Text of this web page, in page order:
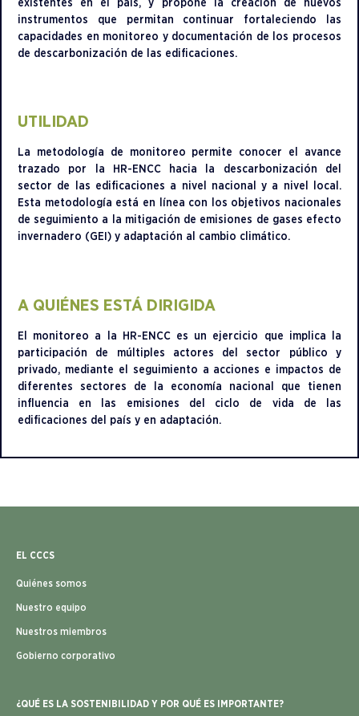
existentes en el país, y propone la creación de nuevos
instrumentos que permitan continuar fortaleciendo las
capacidades en monitoreo y documentación de los procesos
de descarbonización de las edificaciones.
UTILIDAD
La metodología de monitoreo permite conocer el avance
trazado por la HR-ENCC hacia la descarbonización del
sector de las edificaciones a nivel nacional y a nivel local.
Esta metodología está en línea con los objetivos nacionales
de seguimiento a la mitigación de emisiones de gases efecto
invernadero (GEI) y adaptación al cambio climático.
A QUIÉNES ESTÁ DIRIGIDA
El monitoreo a la HR-ENCC es un ejercicio que implica la
participación de múltiples actores del sector público y
privado, mediante el seguimiento a acciones e impactos de
diferentes sectores de la economía nacional que tienen
influencia en las emisiones del ciclo de vida de las
edificaciones del país y en adaptación.
EL CCCS
Quiénes somos
Nuestro equipo
Nuestros miembros
Gobierno corporativo
¿QUÉ ES LA SOSTENIBILIDAD Y POR QUÉ ES IMPORTANTE?